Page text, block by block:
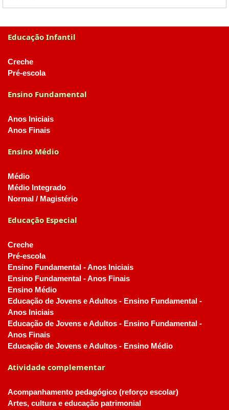
Educação Infantil
Creche
Pré-escola
Ensino Fundamental
Anos Iniciais
Anos Finais
Ensino Médio
Médio
Médio Integrado
Normal / Magistério
Educação Especial
Creche
Pré-escola
Ensino Fundamental - Anos Iniciais
Ensino Fundamental - Anos Finais
Ensino Médio
Educação de Jovens e Adultos - Ensino Fundamental -
Anos Iniciais
Educação de Jovens e Adultos - Ensino Fundamental -
Anos Finais
Educação de Jovens e Adultos - Ensino Médio
Atividade complementar
Acompanhamento pedagógico (reforço escolar)
Artes, cultura e educação patrimonial